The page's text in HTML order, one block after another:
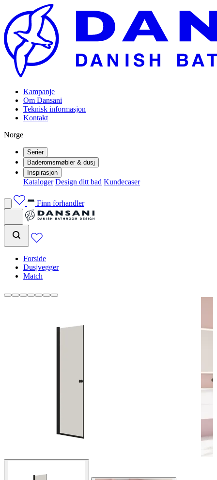
Kampanje
Om Dansani
Teknisk informasjon
Kontakt
Norge
Serier
Baderomsmøbler & dusj
Inspirasjon
Kataloger Design ditt bad Kundecaser
Finn forhandler
Forside
Dusjvegger
Match